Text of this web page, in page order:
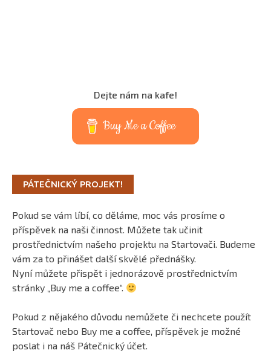
Dejte nám na kafe!
Buy Me a Coffee
PÁTEČNICKÝ PROJEKT!
Pokud se vám líbí, co děláme, moc vás prosíme o
příspěvek na naši činnost. Můžete tak učinit
prostřednictvím našeho projektu na Startovači. Budeme
vám za to přinášet další skvělé přednášky.
Nyní můžete přispět i jednorázově prostřednictvím
stránky „Buy me a coffee“.
Pokud z nějakého důvodu nemůžete či nechcete použít
Startovač nebo Buy me a coffee, příspěvek je možné
poslat i na náš Pátečnický účet.